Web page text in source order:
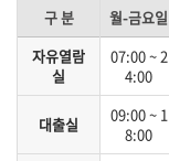
구 분 월-금요일
자유열람
실
07:00 ~ 2
4:00
대출실
09:00 ~ 1
8:00